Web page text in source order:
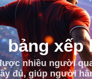
bảng xếp
nhiều người
đủ, giúp người